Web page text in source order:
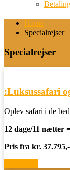
Home
Specialrejser
Specialrejser
:Luksussafari
Oplev safari i de
12 dage/11 nætter
Pris fra kr.